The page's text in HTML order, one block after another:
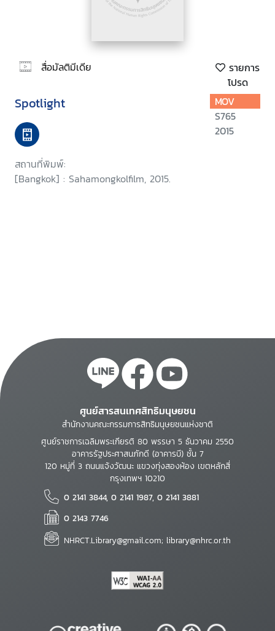
สื่อมัลติมีเดีย
รายการ
โปรด
Spotlight
สถานที่พิมพ์:
[Bangkok] : Sahamongkolfilm, 2015.
MOV
S765
2015
ศูนย์สารสนเทศสิทธิมนุษยชน
สำนักงานคณะกรรมการสิทธิมนุษยชนแห่งชาติ
ศูนย์ราชการเฉลิมพระเกียรติ 80 พรรษา 5 ธันวาคม 2550
อาคารรัฐประศาสนภักดี (อาคารบี) ชั้น 7
120 หมู่ที่ 3 ถนนแจ้งวัฒนะ แขวงทุ่งสองห้อง เขตหลักสี่
กรุงเทพฯ 10210
0 2141 3844, 0 2141 1987, 0 2141 3881
0 2143 7746
NHRCT.Library@gmail.com; library@nhrc.or.th